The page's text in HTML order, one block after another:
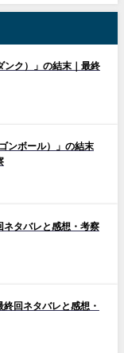
ンク）」の結末｜最終
ンボール）」の結末
ネタバレと感想・考察
回ネタバレと感想・